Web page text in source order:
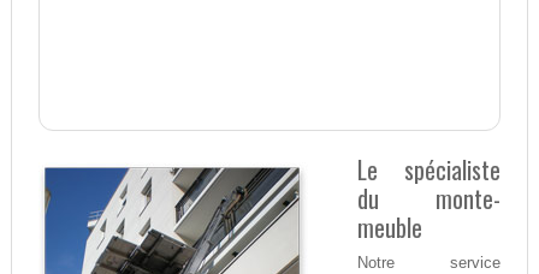
Le spécialiste
du monte-
meuble
Notre service